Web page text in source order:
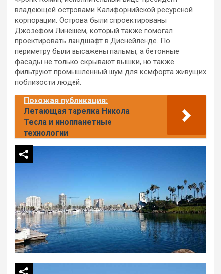
владеющей островами Калифорнийской ресурсной
корпорации. Острова были спроектированы
Джозефом Линешем, который также помогал
проектировать ландшафт в Диснейленде. По
периметру были высажены пальмы, а бетонные
фасады не только скрывают вышки, но также
фильтруют промышленный шум для комфорта живущих
поблизости людей.
Похожая публикация:
Летающая тарелка Никола
Тесла и инопланетные
технологии